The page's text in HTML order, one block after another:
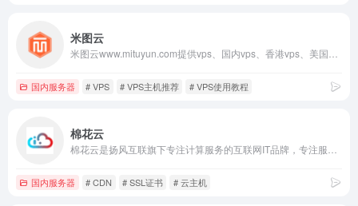
米图云
国内服务器 # VPS # VPS主机推荐 # VPS使用教程
棉花云
国内服务器 # CDN # SSL证书 # 云主机